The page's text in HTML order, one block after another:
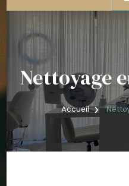
Nettoyage
Accueil